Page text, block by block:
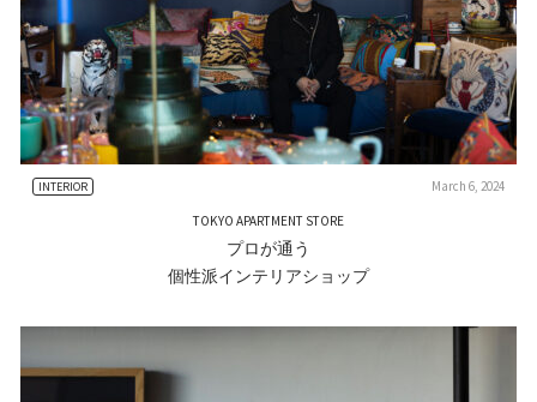
INTERIOR March 6, 2024
TOKYO APARTMENT STORE
プロが通う
個性派インテリアショップ